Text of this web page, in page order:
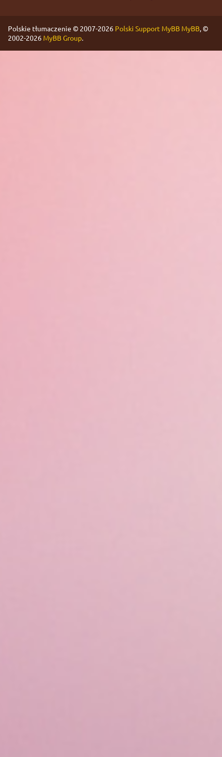
Polskie tłumaczenie © 2007-2026 Polski Support MyBB MyBB, ©
2002-2026 MyBB Group.